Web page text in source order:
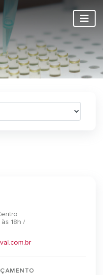
18h /